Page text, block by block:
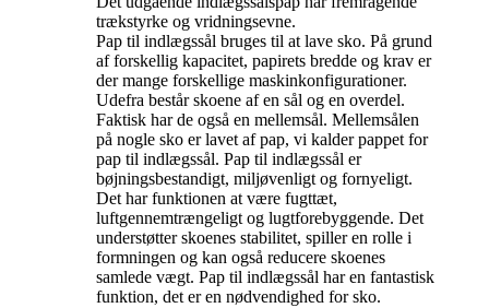
trækstyrke og vridningsevne.
Pap til indlægssål bruges til at lave sko. På grund
af forskellig kapacitet, papirets bredde og krav er
der mange forskellige maskinkonfigurationer.
Udefra består skoene af en sål og en overdel.
Faktisk har de også en mellemsål. Mellemsålen
på nogle sko er lavet af pap, vi kalder pappet for
pap til indlægssål. Pap til indlægssål er
bøjningsbestandigt, miljøvenligt og fornyeligt.
Det har funktionen at være fugttæt,
luftgennemtrængeligt og lugtforebyggende. Det
understøtter skoenes stabilitet, spiller en rolle i
formningen og kan også reducere skoenes
samlede vægt. Pap til indlægssål har en fantastisk
funktion, det er en nødvendighed for sko.